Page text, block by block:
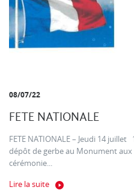
08/07/22
FETE NATIONALE
FETE NATIONALE – Jeudi 14
dépôt de gerbe au Monument
cérémonie...
Lire la suite